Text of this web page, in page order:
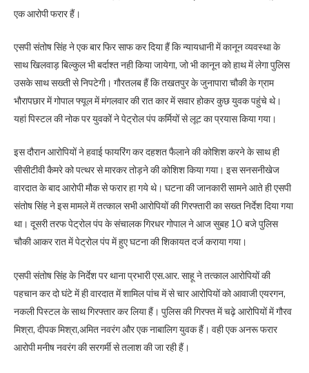
एक आरोपी फरार हैं।
एसपी संतोष सिंह ने एक बार फिर साफ कर दिया हैं कि न्यायधानी में कानून व्यवस्था के
साथ खिलवाड़ बिल्कुल भी बर्दाश्त नही किया जायेगा, जो भी कानून को हाथ में लेगा पुलिस
उसके साथ सख्ती से निपटेगी। गौरतलब हैं कि तखतपुर के जुनापारा चौकी के ग्राम
भौरापछार में गोपाल फ्यूल में मंगलवार की रात कार में सवार होकर कुछ युवक पहुंचे थे।
यहां पिस्टल की नोक पर युवकों ने पेट्रोल पंप कर्मियों से लूट का प्रयास किया गया।
इस दौरान आरोपियों ने हवाई फायरिंग कर दहशत फैलाने की कोशिश करने के साथ ही
सीसीटीवी कैमरे को पत्थर से मारकर तोड़ने की कोशिश किया गया। इस सनसनीखेज
वारदात के बाद आरोपी मौक से फरार हा गये थे। घटना की जानकारी सामने आते ही एसपी
संतोष सिंह ने इस मामले में तत्काल सभी आरोपियों की गिरफ्तारी का सख्त निर्देश दिया गया
था। दूसरी तरफ पेट्रोल पंप के संचालक गिरधर गोपाल ने आज सुबह 10 बजे पुलिस
चौकी आकर रात में पेट्रोल पंप में हुए घटना की शिकायत दर्ज कराया गया।
एसपी संतोष सिंह के निर्देश पर थाना प्रभारी एस.आर. साहू ने तत्काल आरोपियों की
पहचान कर दो घंटे में ही वारदात में शामिल पांच में से चार आरोपियों को आवाजी एयरगन,
नकली पिस्टल के साथ गिरफ्तार कर लिया हैं। पुलिस की गिरफ्त में चढ़े आरोपियों में गौरव
मिश्रा, दीपक मिश्रा,अमित नवरंग और एक नाबालिग युवक हैं। वही एक अनरू फरार
आरोपी मनीष नवरंग की सरगर्मी से तलाश की जा रही हैं।